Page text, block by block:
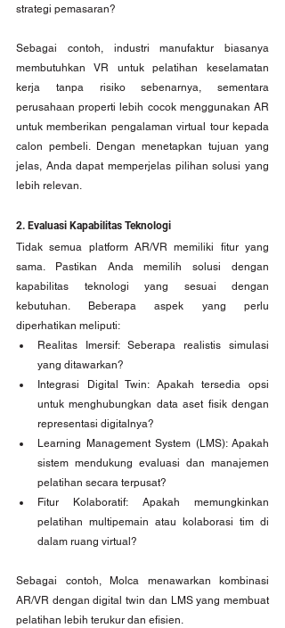
strategi pemasaran?
Sebagai contoh, industri manufaktur biasanya
membutuhkan VR untuk pelatihan keselamatan
kerja tanpa risiko sebenarnya, sementara
perusahaan properti lebih cocok menggunakan AR
untuk memberikan pengalaman virtual tour kepada
calon pembeli. Dengan menetapkan tujuan yang
jelas, Anda dapat memperjelas pilihan solusi yang
lebih relevan.
2. Evaluasi Kapabilitas Teknologi
Tidak semua platform AR/VR memiliki fitur yang
sama. Pastikan Anda memilih solusi dengan
kapabilitas teknologi yang sesuai dengan
kebutuhan. Beberapa aspek yang perlu
diperhatikan meliputi:
Realitas Imersif: Seberapa realistis simulasi
yang ditawarkan?
Integrasi Digital Twin: Apakah tersedia opsi
untuk menghubungkan data aset fisik dengan
representasi digitalnya?
Learning Management System (LMS): Apakah
sistem mendukung evaluasi dan manajemen
pelatihan secara terpusat?
Fitur Kolaboratif: Apakah memungkinkan
pelatihan multipemain atau kolaborasi tim di
dalam ruang virtual?
Sebagai contoh, Molca menawarkan kombinasi
AR/VR dengan digital twin dan LMS yang membuat
pelatihan lebih terukur dan efisien.